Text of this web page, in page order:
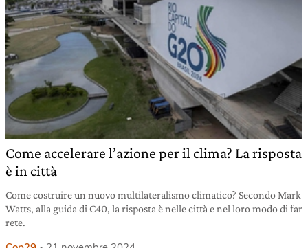
Come accelerare l’azione per il clima? La risposta
è in città
Come costruire un nuovo multilateralismo climatico? Secondo Mark
Watts, alla guida di C40, la risposta è nelle città e nel loro modo di far
rete.